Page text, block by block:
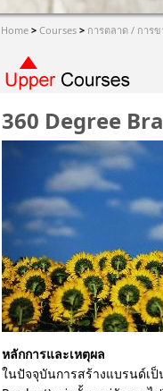
Home > Courses > การตลาด / การข
360 Degree
หลักการและเหตุผล
ในปัจจุบันการสร้างแบรนด์เ